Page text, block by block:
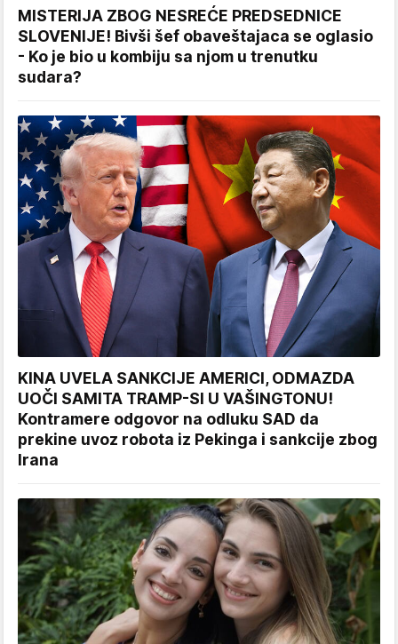
MISTERIJA ZBOG NESREĆE PREDSEDNICE
SLOVENIJE! Bivši šef obaveštajaca se oglasio
- Ko je bio u kombiju sa njom u trenutku
sudara?
KINA UVELA SANKCIJE AMERICI, ODMAZDA
UOČI SAMITA TRAMP-SI U VAŠINGTONU!
Kontramere odgovor na odluku SAD da
prekine uvoz robota iz Pekinga i sankcije zbog
Irana